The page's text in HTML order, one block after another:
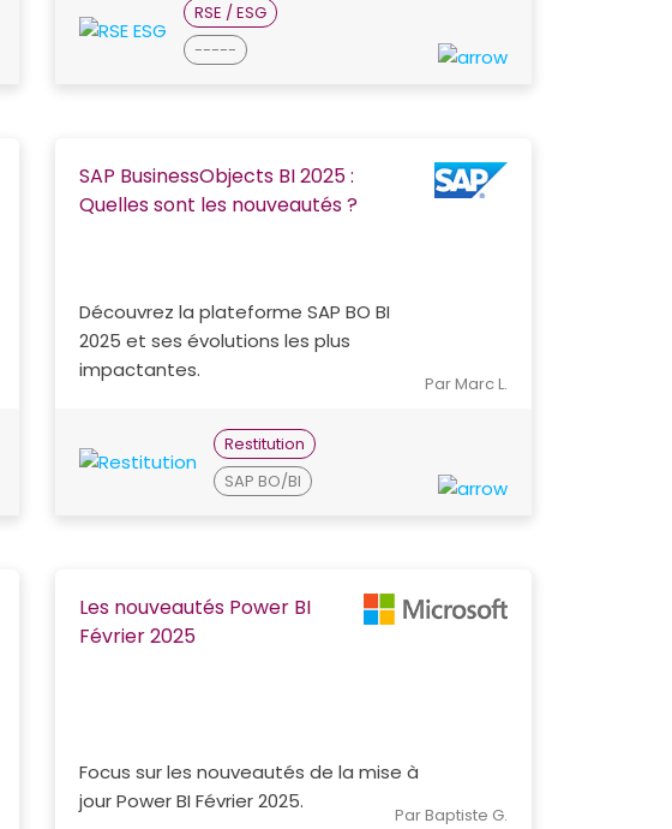
RSE / ESG
-----
SAP BusinessObjects BI 2025 :
Quelles sont les nouveautés ?
Découvrez la plateforme SAP BO BI
2025 et ses évolutions les plus
impactantes.
Par Marc L.
Restitution
SAP BO/BI
Les nouveautés Power BI
Février 2025
Focus sur les nouveautés de la mise à
jour Power BI Février 2025.
Par Baptiste G.